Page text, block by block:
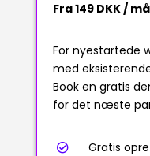
Fra 149 DKK /
For nyestartede
med
Book en gratis
for det næste
 Gratis